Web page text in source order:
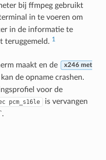
bij ffmpeg gebruikt
in te voeren om
in de informatie te
teruggemeld. 1
maakt en de x246 met
de opname crashen.
voor de
pcm_s16le
is vervangen
.